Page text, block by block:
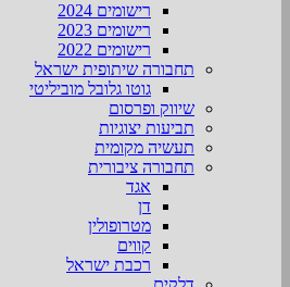
רישומים 2024
רישומים 2023
רישומים 2022
תחבורה שיתופית ישראל
גוטו גלובל מוביליטי
שיווק ופרסום
תביעות יצוגיות
תעשיה מקומית
תחבורה ציבורית
אגד
דן
מטרופולין
קווים
רכבת ישראל